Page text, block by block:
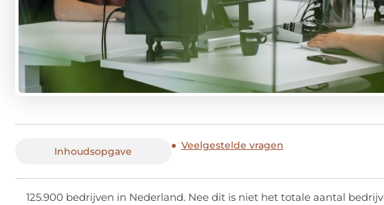
Inhoudsopgave Veelgestelde vragen
125.900 bedrijven in Nederland. Nee dit is niet het totale aantal